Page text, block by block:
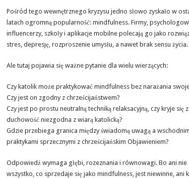
niepokoju
Pośród tego wewnętrznego kryzysu jedno słowo zyskało w
latach ogromną popularność: mindfulness. Firmy,
influencerzy, szkoły i aplikacje mobilne polecają go jako
stres, depresję, rozproszenie umysłu, a nawet brak sensu życia.
Ale tutaj pojawia się ważne pytanie dla wielu wierzących:
Czy katolik może praktykować mindfulness bez narażania
Czy jest on zgodny z chrześcijaństwem?
Czy jest po prostu neutralną techniką relaksacyjną, czy kryje się
duchowość niezgodna z wiarą katolicką?
Gdzie przebiega granica między świadomą uwagą a
praktykami sprzecznymi z chrześcijańskim Objawieniem?
Odpowiedź wymaga głębi, rozeznania i równowagi. Bo ani nie
wszystko, co sprzedaje się jako mindfulness, jest niewinne, ani